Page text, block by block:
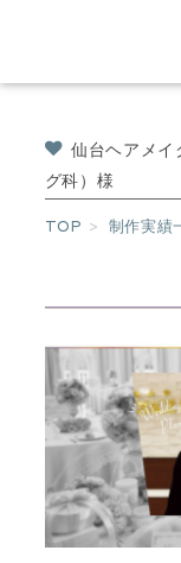
仙台ヘアメイ
グ科）様
TOP 制作実績